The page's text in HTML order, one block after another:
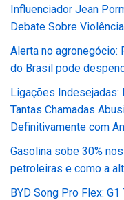
Influenciador Jean
Debate Sobre
Alerta no agronegócio:
do Brasil pode
Ligações Indesejadas:
Tantas Chamadas
Definitivamente com
Gasolina sobe 30%
petroleiras e como a
BYD Song Pro Flex: